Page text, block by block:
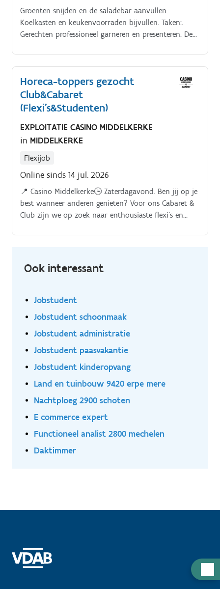
Groenten snijden en de saladebar aanvullen.
Koelkasten en keukenvoorraden bijvullen. Taken:.
Gerechten professioneel garneren en presenteren. De
en groente ingrediënten voorbereiden voor het koken
Horeca-toppers gezocht
Club&Cabaret
(Flexi's&Studenten)
EXPLOITATIE CASINO MIDDELKERKE
in MIDDELKERKE
Flexijob
Online sinds 14 jul. 2026
📍 Casino Middelkerke🕒 Zaterdagavond. Ben jij op je
best wanneer anderen genieten? Voor ons Cabaret &
Club zijn we op zoek naar enthousiaste flexi’s en
Ook interessant
Jobstudent
Jobstudent schoonmaak
Jobstudent administratie
Jobstudent paasvakantie
Jobstudent kinderopvang
Land en tuinbouw 9420 erpe mere
Nachtploeg 2900 schoten
E commerce expert
Functioneel analist 2800 mechelen
Daktimmer